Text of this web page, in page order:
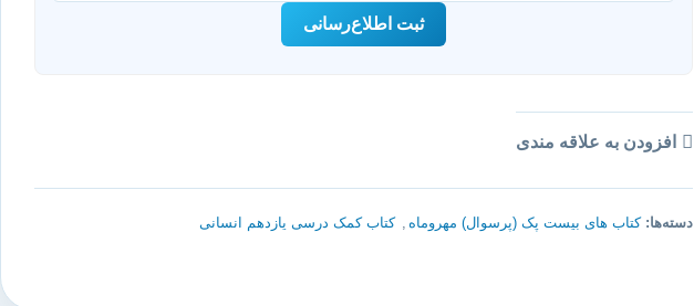
ثبت اطلاع‌رسانی
افزودن به علاقه مندی
دسته‌ها: کتاب های بیست پک (پرسوال) مهروماه , کتاب کمک درسی یازدهم انسانی